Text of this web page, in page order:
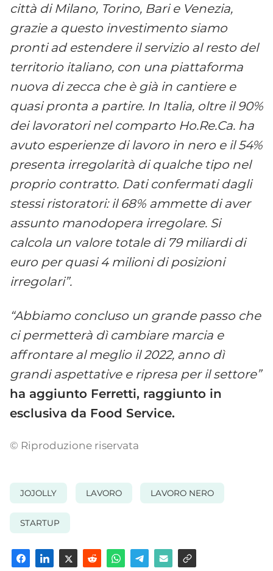
città di Milano, Torino, Bari e Venezia,
grazie a questo investimento siamo
pronti ad estendere il servizio al resto del
territorio italiano, con una piattaforma
nuova di zecca che è già in cantiere e
quasi pronta a partire. In Italia, oltre il 90%
dei lavoratori nel comparto Ho.Re.Ca. ha
avuto esperienze di lavoro in nero e il 54%
presenta irregolarità di qualche tipo nel
proprio contratto. Dati confermati dagli
stessi ristoratori: il 68% ammette di aver
assunto manodopera irregolare. Si
calcola un valore totale di 79 miliardi di
euro per quasi 4 milioni di posizioni
irregolari”.
“Abbiamo concluso un grande passo che
ci permetterà dì cambiare marcia e
affrontare al meglio il 2022, anno dì
grandi aspettative e ripresa per il settore”
ha aggiunto Ferretti, raggiunto in
esclusiva da Food Service.
© Riproduzione riservata
JOJOLLY LAVORO LAVORO NERO
STARTUP